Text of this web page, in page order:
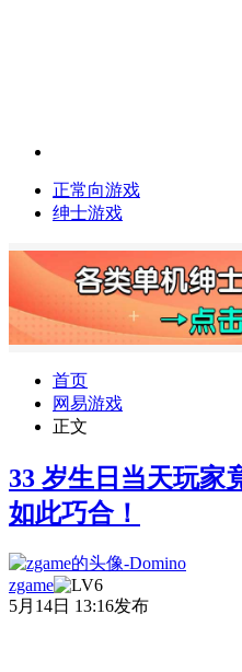
正常向游戏
绅士游戏
首页
网易游戏
正文
33 岁生日当天玩家
如此巧合！
zgame
5月14日 13:16发布